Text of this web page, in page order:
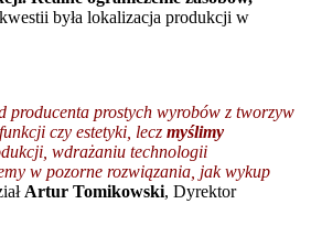
była lokalizacja produkcji w
producenta prostych wyrobów z tworzyw
czy estetyki, lecz myślimy
wdrażaniu technologii
w pozorne rozwiązania, jak wykup
Artur Tomikowski, Dyrektor